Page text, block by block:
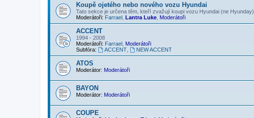
Koupě ojetého nebo nového vozu Hyundai
Tato sekce je určena těm, kteří zvažují koupi vozu Hyundai (ne Hyunday).
Moderátoři: Farrael Lantra Luke Moderátoři
ACCENT
1994 - 2008
Moderátoři: Farrael Moderátoři
Subfóra:
ACCENT, NEW ACCENT
ATOS
Moderátor: Moderátoři
BAYON
Moderátor: Moderátoři
COUPE